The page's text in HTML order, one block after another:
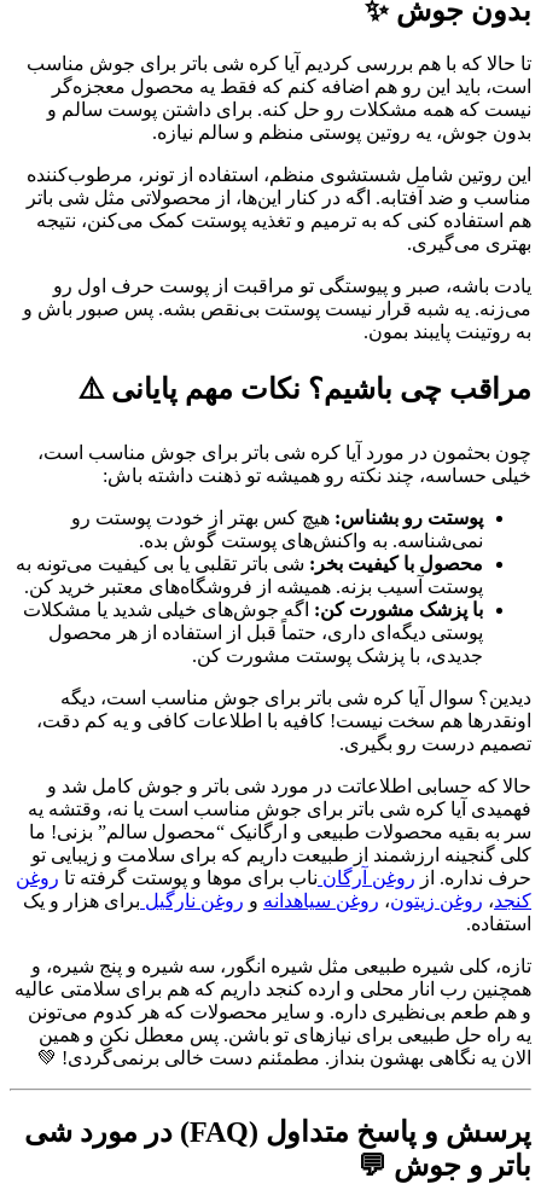
بدون جوش ✨
تا حالا که با هم بررسی کردیم آیا کره شی باتر برای جوش مناسب
است، باید این رو هم اضافه کنم که فقط یه محصول معجزه‌گر
نیست که همه مشکلات رو حل کنه. برای داشتن پوست سالم و
بدون جوش، یه روتین پوستی منظم و سالم نیازه.
این روتین شامل شستشوی منظم، استفاده از تونر، مرطوب‌کننده
مناسب و ضد آفتابه. اگه در کنار این‌ها، از محصولاتی مثل شی باتر
هم استفاده کنی که به ترمیم و تغذیه پوستت کمک می‌کنن، نتیجه
بهتری می‌گیری.
یادت باشه، صبر و پیوستگی تو مراقبت از پوست حرف اول رو
می‌زنه. یه شبه قرار نیست پوستت بی‌نقص بشه. پس صبور باش و
به روتینت پایبند بمون.
مراقب چی باشیم؟ نکات مهم پایانی ⚠️
چون بحثمون در مورد آیا کره شی باتر برای جوش مناسب است،
خیلی حساسه، چند نکته رو همیشه تو ذهنت داشته باش:
پوستت رو بشناس: هیچ کس بهتر از خودت پوستت رو
نمی‌شناسه. به واکنش‌های پوستت گوش بده.
محصول با کیفیت بخر: شی باتر تقلبی یا بی کیفیت می‌تونه به
پوستت آسیب بزنه. همیشه از فروشگاه‌های معتبر خرید کن.
با پزشک مشورت کن: اگه جوش‌های خیلی شدید یا مشکلات
پوستی دیگه‌ای داری، حتماً قبل از استفاده از هر محصول
جدیدی، با پزشک پوستت مشورت کن.
دیدین؟ سوال آیا کره شی باتر برای جوش مناسب است، دیگه
اونقدرها هم سخت نیست! کافیه با اطلاعات کافی و یه کم دقت،
تصمیم درست رو بگیری.
حالا که حسابی اطلاعاتت در مورد شی باتر و جوش کامل شد و
فهمیدی آیا کره شی باتر برای جوش مناسب است یا نه، وقتشه یه
سر به بقیه محصولات طبیعی و ارگانیک “محصول سالم” بزنی! ما
کلی گنجینه ارزشمند از طبیعت داریم که برای سلامت و زیبایی تو
حرف نداره. از روغن آرگان ناب برای موها و پوستت گرفته تا روغن
کنجد، روغن زیتون، روغن سیاهدانه و روغن نارگیل برای هزار و یک
استفاده.
تازه، کلی شیره طبیعی مثل شیره انگور، سه شیره و پنج شیره، و
همچنین رب انار محلی و ارده کنجد داریم که هم برای سلامتی عالیه
و هم طعم بی‌نظیری داره. و سایر محصولات که هر کدوم می‌تونن
یه راه حل طبیعی برای نیازهای تو باشن. پس معطل نکن و همین
الان یه نگاهی بهشون بنداز. مطمئنم دست خالی برنمی‌گردی! 💚
پرسش و پاسخ متداول (FAQ) در مورد شی
باتر و جوش 💬